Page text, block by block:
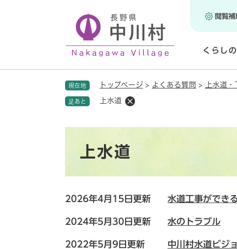
閲覧補
くらし
く
現在地 トップページ > よくある質問 > 上水道
足あと 上水道
上水道
2026年4月15日更新 水道工事ができ
2024年5月30日更新 水のトラブル
2022年5月9日更新 中川村水道ビジ